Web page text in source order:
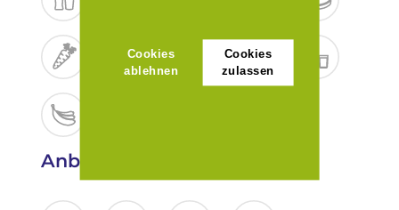
Cookies
ablehnen
Cookies
zulassen
Anbaukriterien